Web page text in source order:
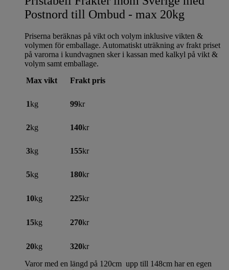
Postnord till Ombud - max 20kg
Priserna beräknas på vikt och volym inklusive vikten &
volymen för emballage. Automatiskt uträkning av frakt priset
på varorna i kundvagnen sker i kassan med kalkyl på vikt &
volym samt emballage.
Max vikt
Frakt pris
1kg 99kr
2kg 140kr
3kg 155kr
5kg 180kr
10kg 225kr
15kg 270kr
20kg 320kr
Varor med en längd på 120cm upp till 148cm har en egen